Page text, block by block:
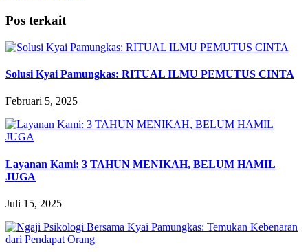
Pos terkait
Solusi Kyai Pamungkas: RITUAL ILMU PEMUTUS CINTA
Februari 5, 2025
Layanan Kami: 3 TAHUN MENIKAH, BELUM HAMIL
JUGA
Juli 15, 2025